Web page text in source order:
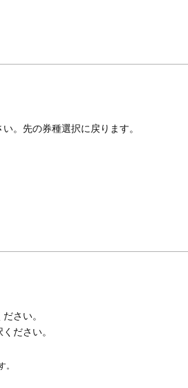
。先の券種選択に戻ります。
さい。
ださい。